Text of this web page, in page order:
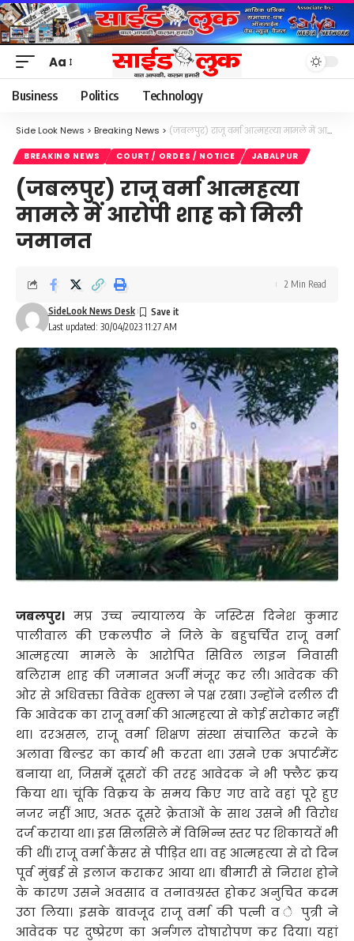
Font
Resizer
Aa
Business Politics Technology
Side Look News > Breaking News > (जबलपुर) राजू वर्मा आत्महत्या मामले में आरोपी शाह को मिली जमानत
BREAKING NEWS COURT / ORDES / NOTICE JABALPUR
(जबलपुर) राजू वर्मा आत्महत्या
मामले में आरोपी शाह को मिली
जमानत
Last updated: 30/04/2023 11:27 AM
SideLook News Desk
2 Min Read
जबलपुर। मप्र उच्च न्यायालय के जस्टिस दिनेश कुमार
पालीवाल की एकलपीठ ने जिले के बहुचर्चित राजू वर्मा
आत्महत्या मामले के आरोपित सिविल लाइन निवासी
बलिराम शाह की जमानत अर्जी मंजूर कर ली। आवेदक की
ओर से अधिवक्ता विवेक शुक्ला ने पक्ष रखा। उन्होंने दलील दी
कि आवेदक का राजू वर्मा की आत्महत्या से कोई सरोकार नहीं
था। दरअसल, राजू वर्मा शिक्षण संस्था संचालित करने के
अलावा बिल्डर का कार्य भी करता था। उसने एक अपार्टमेंट
बनाया था, जिसमें दूसरों की तरह आवेदक ने भी फ्लैट क्रय
किया था। चूंकि विक्रय के समय किए गए वादे वहां पूरे हुए
नजर नहीं आए, अतरू दूसरे क्रेताओं के साथ उसने भी विरोध
दर्ज कराया था। इस सिलसिले में विभिन्न स्तर पर शिकायतें भी
की थीं। राजू वर्मा कैंसर से पीड़ित था। वह आत्महत्या से दो दिन
पूर्व मुंबई से इलाज कराकर आया था। बीमारी से निराश होने
के कारण उसने अवसाद व तनावग्रस्त होकर अनुचित कदम
उठा लिया। इसके बावजूद राजू वर्मा की पत्नी व े पुत्री ने
आवेदक पर दुष्प्रेरण का अर्नगल दोषारोपण कर दिया। यहां